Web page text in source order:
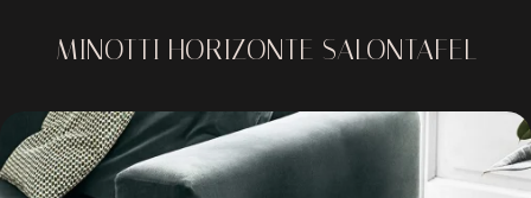
MINOTTI HORIZONTE SALONTAFEL